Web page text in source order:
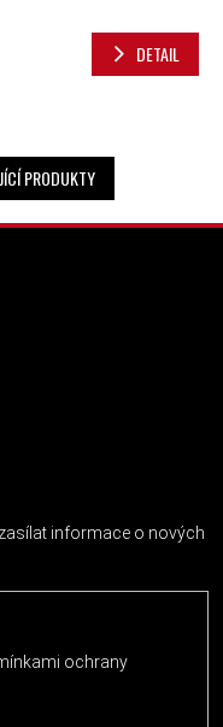
DETAIL
PRODUKTY
informace o nových
ochrany